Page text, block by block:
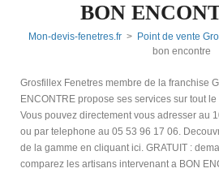
BON
Mon-devis-fenetres.fr > Point de vente
bon encontre
Grosfillex Fenetres membre de la franchise
ENCONTRE propose ses services sur tout
Vous pouvez directement vous adresser au
ou par telephone au 05 53 96 17 06.
de la gamme en cliquant ici. GRATUIT :
comparez les artisans intervenant a BON